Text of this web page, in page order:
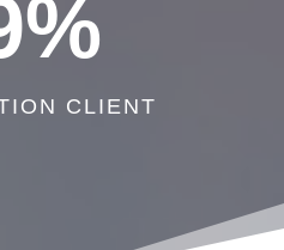
%
CLIENT